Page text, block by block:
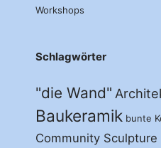
Workshops
Schlagwörter
"die Wand"
Baukeramik bunte
Community Sculpture